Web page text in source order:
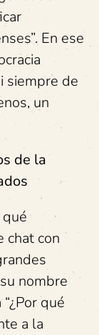
En ese
siempre de
un
de la
chat con
nombre
qué
a la